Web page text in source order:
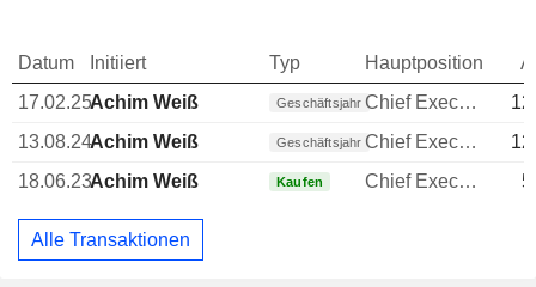
Datum Initiiert Typ Hauptposition
17.02.25Achim Weiß Geschäftsjahr Chief Executive Officer (CEO)
13.08.24Achim Weiß Geschäftsjahr Chief Executive Officer (CEO)
18.06.23Achim Weiß Kaufen Chief Executive Officer (CEO)
Alle Transaktionen